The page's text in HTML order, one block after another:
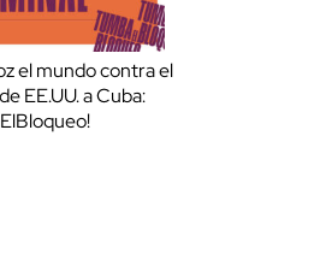
el mundo contra el
EE.UU. a Cuba: